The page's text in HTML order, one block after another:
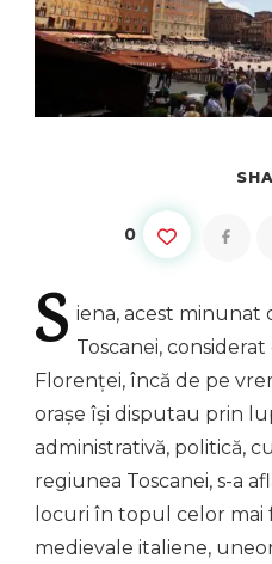
0
S iena, acest minunat
Toscanei,
Florenței, încă de pe
orașe își disputau prin
administrativă, politică,
regiunea Toscanei, s-a
locuri în topul celor mai
medievale italiene,